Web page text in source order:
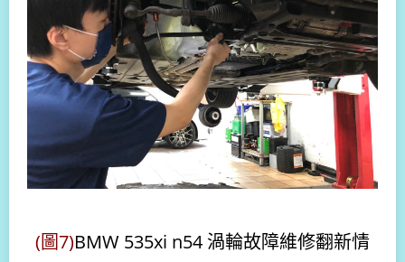
(圖7)BMW 535xi n54 渦輪故障維修翻新情